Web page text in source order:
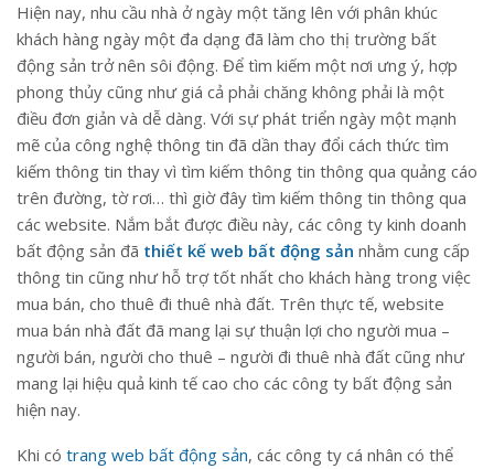
Hiện nay, nhu cầu nhà ở ngày một tăng lên với phân khúc
khách hàng ngày một đa dạng đã làm cho thị trường bất
động sản trở nên sôi động. Để tìm kiếm một nơi ưng ý, hợp
phong thủy cũng như giá cả phải chăng không phải là một
điều đơn giản và dễ dàng. Với sự phát triển ngày một mạnh
mẽ của công nghệ thông tin đã dần thay đổi cách thức tìm
kiếm thông tin thay vì tìm kiếm thông tin thông qua quảng cáo
trên đường, tờ rơi… thì giờ đây tìm kiếm thông tin thông qua
các website. Nắm bắt được điều này, các công ty kinh doanh
bất động sản đã thiết kế web bất động sản nhằm cung cấp
thông tin cũng như hỗ trợ tốt nhất cho khách hàng trong việc
mua bán, cho thuê đi thuê nhà đất. Trên thực tế, website
mua bán nhà đất đã mang lại sự thuận lợi cho người mua –
người bán, người cho thuê – người đi thuê nhà đất cũng như
mang lại hiệu quả kinh tế cao cho các công ty bất động sản
hiện nay.
Khi có trang web bất động sản, các công ty cá nhân có thể